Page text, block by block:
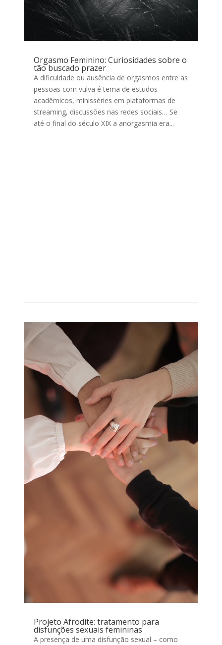
Orgasmo Feminino: Curiosidades sobre o
tão buscado prazer
A dificuldade ou ausência de orgasmos entre as
pessoas com vulva é tema de estudos
acadêmicos, minisséries em plataformas de
streaming, discussões nas redes sociais… Se
até o final do século XIX a anorgasmia era...
Projeto Afrodite: tratamento para
disfunções sexuais femininas
A presença de uma disfunção sexual – como